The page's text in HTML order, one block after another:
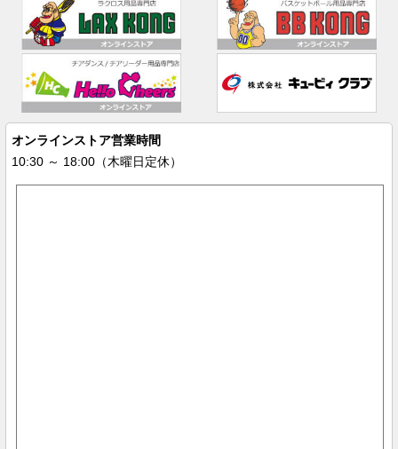
オンラインストア営業時間
10:30 ～ 18:00（木曜日定休）